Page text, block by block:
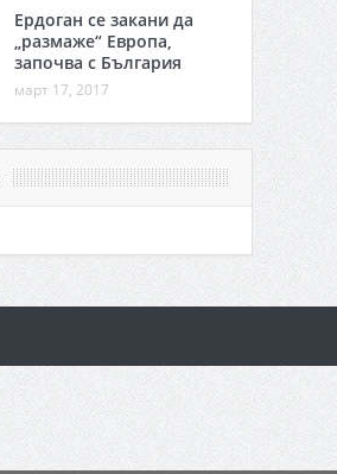
Ердоган се закани да
„размаже“ Европа,
започва с България
март 17, 2017